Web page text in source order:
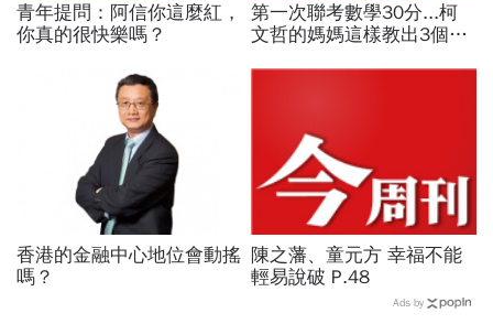
青年提問：阿信你這麼紅，
你真的很快樂嗎？
第一次聯考數學30分...柯
文哲的媽媽這樣教出3個博
香港的金融中心地位會動搖
嗎？
陳之藩、童元方 幸福不能
輕易說破 P.48
Ads by